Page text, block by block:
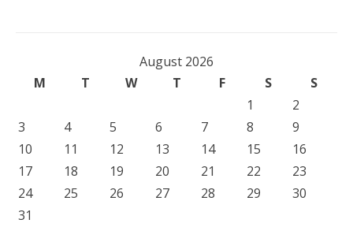
August 2026
M
T W T F S
S
1
2
3
4 5 6 7 8
9
10
11 12 13 14 15
16
17
18 19 20 21 22
23
24
25 26 27 28 29
30
31